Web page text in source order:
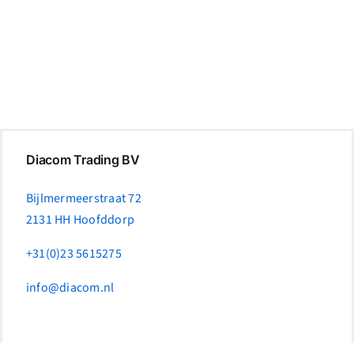
Diacom Trading BV
Bijlmermeerstraat 72
2131 HH Hoofddorp
+31(0)23 5615275
info@diacom.nl